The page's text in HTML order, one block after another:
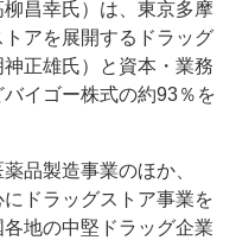
昌幸氏）は、東京多摩
アを展開するドラッグ
正雄氏）と資本・業務
イゴー株式の約93％を
品製造事業のほか、
にドラッグストア事業を
地の中堅ドラッグ企業